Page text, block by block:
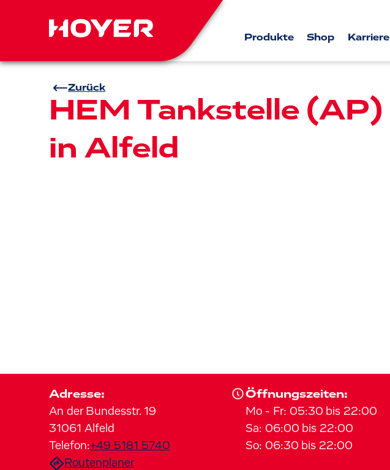
Produkte Shop Karriere
Zurück
HEM Tankstelle (AP)
in Alfeld
Adresse:
An der Bundesstr. 19
31061 Alfeld
Telefon:+49 5181 5740
Routenplaner
Öffnungszeiten:
Mo - Fr: 05:30 bis 22:00
Sa: 06:00 bis 22:00
So: 06:30 bis 22:00